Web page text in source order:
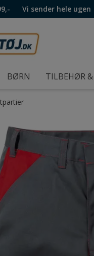
Vi sender hele ugen
BØRN TILBEHØR &